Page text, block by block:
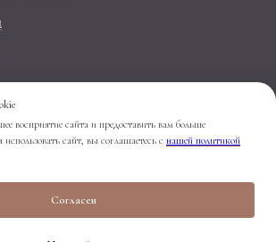
-
восприятие сайта и предоставить вам больше
сайт, вы соглашаетесь с нашей политикой
Согласен